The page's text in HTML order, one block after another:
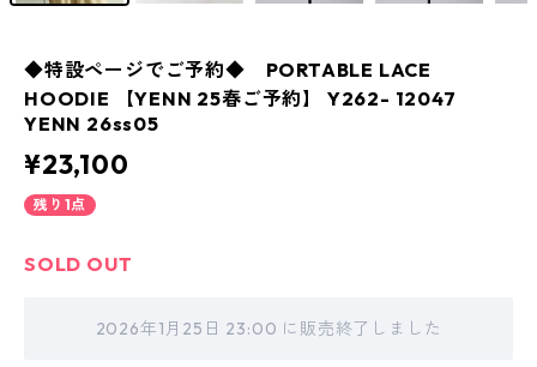
◆特設ページでご予約◆ PORTABLE LACE
HOODIE 【YENN 25春ご予約】 Y262- 12047
YENN 26ss05
¥23,100
残り1点
SOLD OUT
2026年1月25日 23:00 に販売終了しました